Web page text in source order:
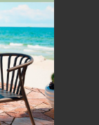
-...